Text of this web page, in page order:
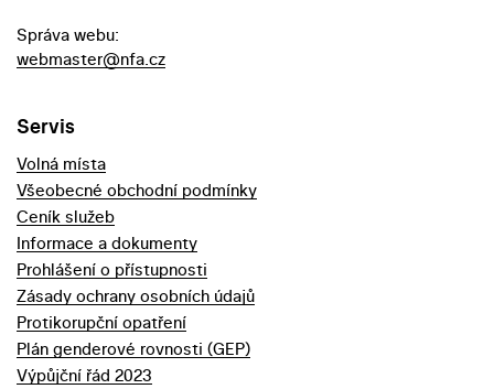
Správa webu:
webmaster@nfa.cz
Servis
Volná místa
Všeobecné obchodní podmínky
Ceník služeb
Informace a dokumenty
Prohlášení o přístupnosti
Zásady ochrany osobních údajů
Protikorupční opatření
Plán genderové rovnosti (GEP)
Výpůjční řád 2023